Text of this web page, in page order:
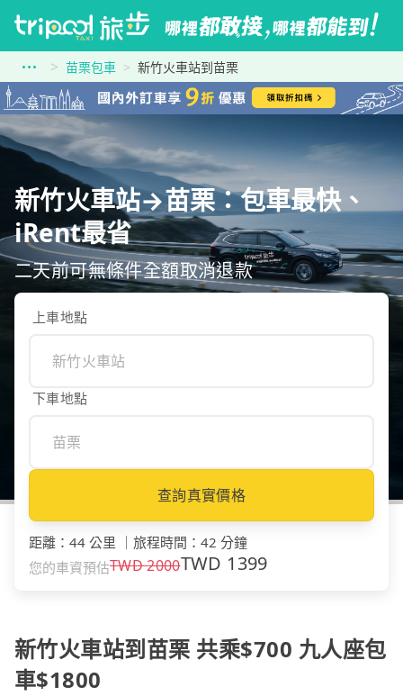
苗栗包車 新竹火車站到苗栗
新竹火車站→苗栗：包車最快、
iRent最省
二天前可無條件全額取消退款
上車地點
下車地點
查詢真實價格
距離 ： 44 公里 旅程時間 ： 42 分鐘
您的車資預估TWD2000TWD 1399
新竹火車站到苗栗 共乘$700 九人座包
車$1800